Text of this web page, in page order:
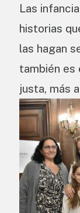
Las
historias
las hagan
también es
justa, más